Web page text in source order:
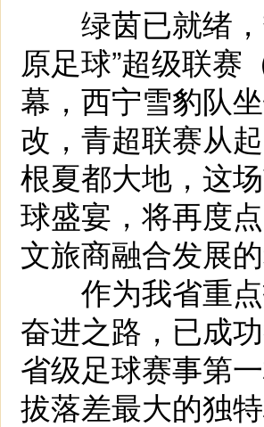
绿茵已就绪，
原足球”超级联赛
幕，西宁雪豹队
改，青超联赛从
根夏都大地，这
球盛宴，将再度
文旅商融合发展
作为我省重点
奋进之路，已成
省级足球赛事第
拔落差最大的独